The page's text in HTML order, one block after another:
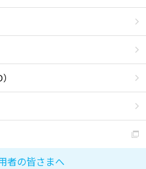
者の皆さまへ